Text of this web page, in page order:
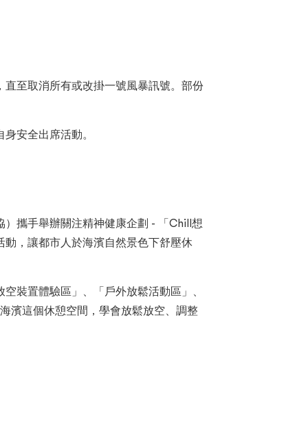
至取消所有或改掛一號風暴訊號。部份
安全出席活動。
攜手舉辦關注精神健康企劃 - 「Chill想
，讓都市人於海濱自然景色下舒壓休
裝置體驗區」、「戶外放鬆活動區」、
濱這個休憩空間，學會放鬆放空、調整